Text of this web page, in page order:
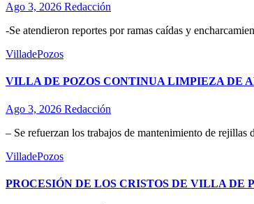
Ago 3, 2026 Redacción
-Se atendieron reportes por ramas caídas y
VilladePozos
VILLA DE POZOS CONTINUA LIMPIEZA DE
Ago 3, 2026 Redacción
– Se refuerzan los trabajos de mantenimiento de
VilladePozos
PROCESIÓN DE LOS CRISTOS DE VILLA